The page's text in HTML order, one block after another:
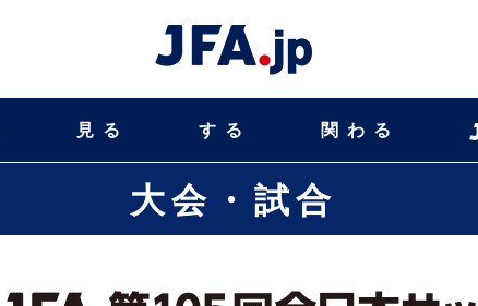
見る する 関わる
大会・試合